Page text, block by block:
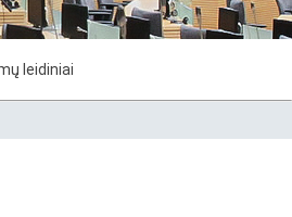
leidiniai